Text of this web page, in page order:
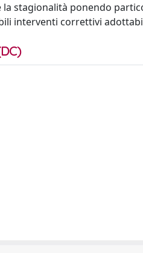
stagionalità ponendo
interventi correttivi